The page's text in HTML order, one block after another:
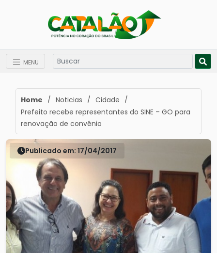
MENU
Home / Noticias / Cidade /
Prefeito recebe representantes do SINE – GO para
renovação de convênio
Publicado em: 17/04/2017